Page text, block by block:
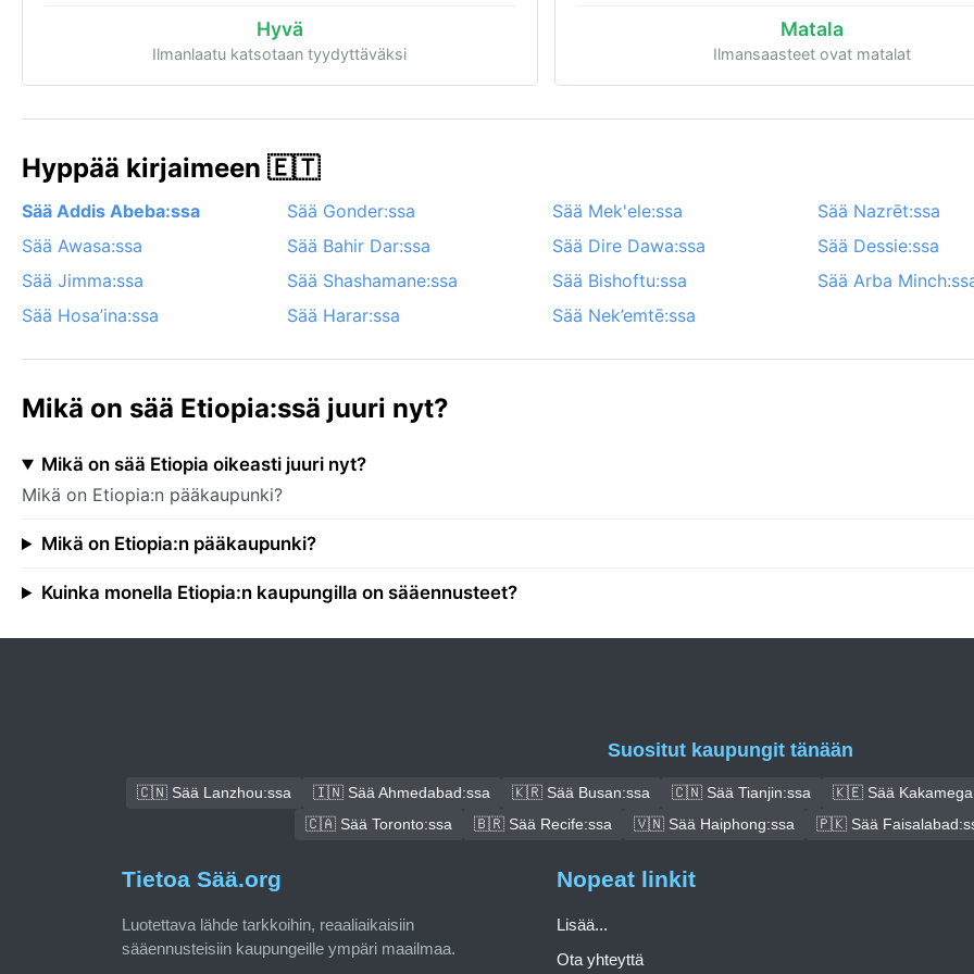
Hyvä
Ilmanlaatu katsotaan tyydyttäväksi
Matala
Ilmansaasteet ovat matalat
Hyppää kirjaimeen 🇪🇹
Sää Addis Abeba:ssa Sää Gonder:ssa Sää Mek'ele:ssa
Sää Nazrēt:ssa
Sää Awasa:ssa
Sää Bahir Dar:ssa Sää Dire Dawa:ssa
Sää Dessie:ssa
Sää Jimma:ssa
Sää Shashamane:ssa Sää Bishoftu:ssa
Sää Arba
Sää Hosa’ina:ssa
Sää Harar:ssa Sää Nek’emtē:ssa
Mikä on sää Etiopia:ssä juuri nyt?
Mikä on sää Etiopia oikeasti juuri nyt?
Mikä on Etiopia:n pääkaupunki?
Mikä on Etiopia:n pääkaupunki?
Kuinka monella Etiopia:n kaupungilla on sääennusteet?
Suositut kaupungit tänään
🇨🇳 Sää Lanzhou:ssa 🇮🇳 Sää Ahmedabad:ssa 🇰🇷 Sää Busan:ssa 🇨🇳 Sää Tianjin:ssa
🇰🇪 Sää
🇨🇦 Sää Toronto:ssa
🇧🇷 Sää Recife:ssa 🇻🇳 Sää Haiphong:ssa 🇵🇰 Sää
Tietoa Sää.org
Luotettava lähde tarkkoihin, reaaliaikaisiin
sääennusteisiin kaupungeille ympäri maailmaa.
Nopeat linkit
Lisää...
Ota yhteyttä